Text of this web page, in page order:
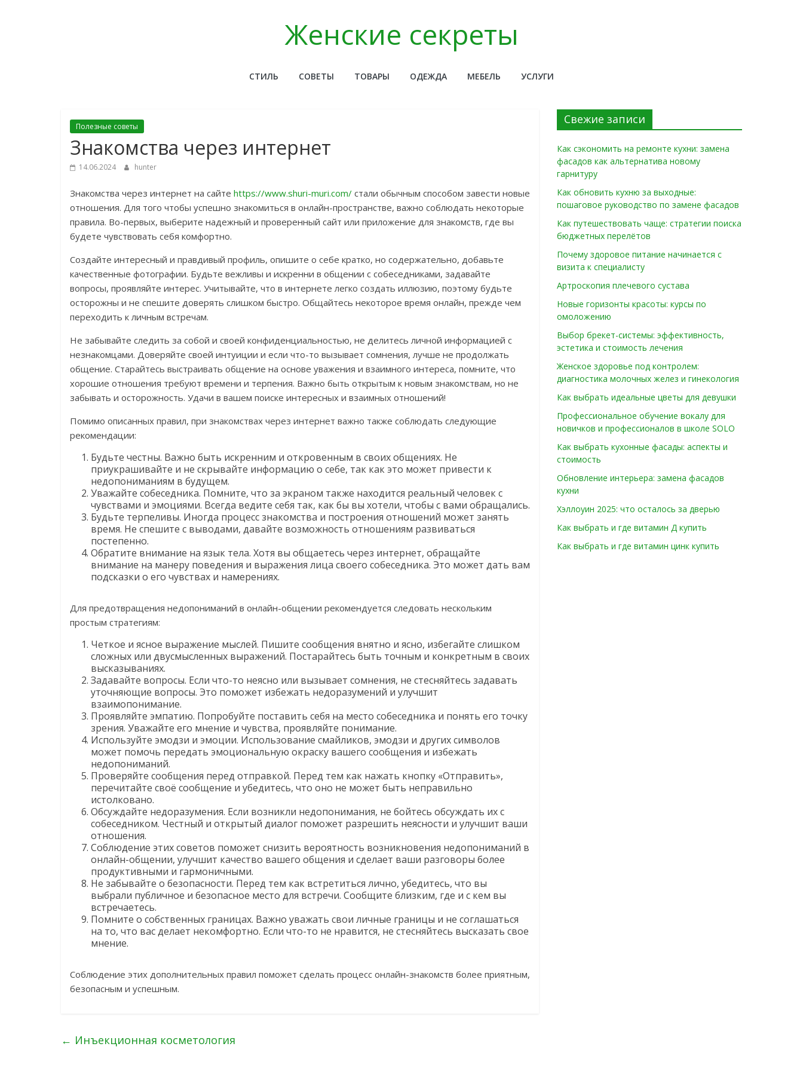
Женские секреты
СТИЛЬ СОВЕТЫ ТОВАРЫ ОДЕЖДА МЕБЕЛЬ УСЛУГИ
Полезные советы
Знакомства через интернет
14.06.2024 hunter
Знакомства через интернет на сайте https://www.shuri-muri.com/ стали обычным способом завести новые
отношения. Для того чтобы успешно знакомиться в онлайн-пространстве, важно соблюдать некоторые
правила. Во-первых, выберите надежный и проверенный сайт или приложение для знакомств, где вы
будете чувствовать себя комфортно.
Создайте интересный и правдивый профиль, опишите о себе кратко, но содержательно, добавьте
качественные фотографии. Будьте вежливы и искренни в общении с собеседниками, задавайте
вопросы, проявляйте интерес. Учитывайте, что в интернете легко создать иллюзию, поэтому будьте
осторожны и не спешите доверять слишком быстро. Общайтесь некоторое время онлайн, прежде чем
переходить к личным встречам.
Не забывайте следить за собой и своей конфиденциальностью, не делитесь личной информацией с
незнакомцами. Доверяйте своей интуиции и если что-то вызывает сомнения, лучше не продолжать
общение. Старайтесь выстраивать общение на основе уважения и взаимного интереса, помните, что
хорошие отношения требуют времени и терпения. Важно быть открытым к новым знакомствам, но не
забывать и осторожность. Удачи в вашем поиске интересных и взаимных отношений!
Помимо описанных правил, при знакомствах через интернет важно также соблюдать следующие
рекомендации:
Будьте честны. Важно быть искренним и откровенным в своих общениях. Не
приукрашивайте и не скрывайте информацию о себе, так как это может привести к
недопониманиям в будущем.
Уважайте собеседника. Помните, что за экраном также находится реальный человек с
чувствами и эмоциями. Всегда ведите себя так, как бы вы хотели, чтобы с вами обращались.
Будьте терпеливы. Иногда процесс знакомства и построения отношений может занять
время. Не спешите с выводами, давайте возможность отношениям развиваться
постепенно.
Обратите внимание на язык тела. Хотя вы общаетесь через интернет, обращайте
внимание на манеру поведения и выражения лица своего собеседника. Это может дать вам
подсказки о его чувствах и намерениях.
Для предотвращения недопониманий в онлайн-общении рекомендуется следовать нескольким
простым стратегиям:
Четкое и ясное выражение мыслей. Пишите сообщения внятно и ясно, избегайте слишком
сложных или двусмысленных выражений. Постарайтесь быть точным и конкретным в своих
высказываниях.
Задавайте вопросы. Если что-то неясно или вызывает сомнения, не стесняйтесь задавать
уточняющие вопросы. Это поможет избежать недоразумений и улучшит
взаимопонимание.
Проявляйте эмпатию. Попробуйте поставить себя на место собеседника и понять его точку
зрения. Уважайте его мнение и чувства, проявляйте понимание.
Используйте эмодзи и эмоции. Использование смайликов, эмодзи и других символов
может помочь передать эмоциональную окраску вашего сообщения и избежать
недопониманий.
Проверяйте сообщения перед отправкой. Перед тем как нажать кнопку «Отправить»,
перечитайте своё сообщение и убедитесь, что оно не может быть неправильно
истолковано.
Обсуждайте недоразумения. Если возникли недопонимания, не бойтесь обсуждать их с
собеседником. Честный и открытый диалог поможет разрешить неясности и улучшит ваши
отношения.
Соблюдение этих советов поможет снизить вероятность возникновения недопониманий в
онлайн-общении, улучшит качество вашего общения и сделает ваши разговоры более
продуктивными и гармоничными.
Не забывайте о безопасности. Перед тем как встретиться лично, убедитесь, что вы
выбрали публичное и безопасное место для встречи. Сообщите близким, где и с кем вы
встречаетесь.
Помните о собственных границах. Важно уважать свои личные границы и не соглашаться
на то, что вас делает некомфортно. Если что-то не нравится, не стесняйтесь высказать свое
мнение.
Соблюдение этих дополнительных правил поможет сделать процесс онлайн-знакомств более приятным,
безопасным и успешным.
← Инъекционная косметология
Свежие записи
Как сэкономить на ремонте кухни: замена
фасадов как альтернатива новому
гарнитуру
Как обновить кухню за выходные:
пошаговое руководство по замене фасадов
Как путешествовать чаще: стратегии поиска
бюджетных перелётов
Почему здоровое питание начинается с
визита к специалисту
Артроскопия плечевого сустава
Новые горизонты красоты: курсы по
омоложению
Выбор брекет-системы: эффективность,
эстетика и стоимость лечения
Женское здоровье под контролем:
диагностика молочных желез и гинекология
Как выбрать идеальные цветы для девушки
Профессиональное обучение вокалу для
новичков и профессионалов в школе SOLO
Как выбрать кухонные фасады: аспекты и
стоимость
Обновление интерьера: замена фасадов
кухни
Хэллоуин 2025: что осталось за дверью
Как выбрать и где витамин Д купить
Как выбрать и где витамин цинк купить